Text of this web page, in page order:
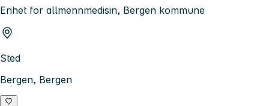
Enhet for allmennmedisin, Bergen kommune
Sted
Bergen, Bergen